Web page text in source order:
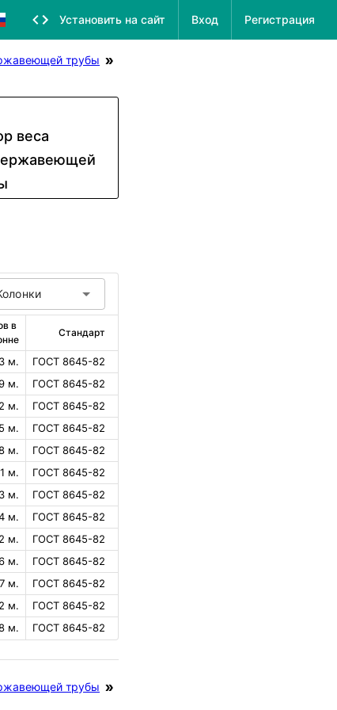
Установить на сайт Вход Регистрация
трубы
веса
в
Стандарт
м.
ГОСТ 8645-82
м.
ГОСТ 8645-82
м.
ГОСТ 8645-82
м.
ГОСТ 8645-82
м.
ГОСТ 8645-82
м.
ГОСТ 8645-82
м.
ГОСТ 8645-82
м.
ГОСТ 8645-82
м.
ГОСТ 8645-82
м.
ГОСТ 8645-82
м.
ГОСТ 8645-82
м.
ГОСТ 8645-82
м. ГОСТ 8645-82
трубы